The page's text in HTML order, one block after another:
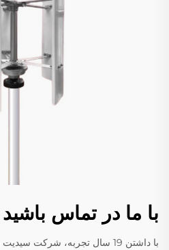
با ما در تماس باشید